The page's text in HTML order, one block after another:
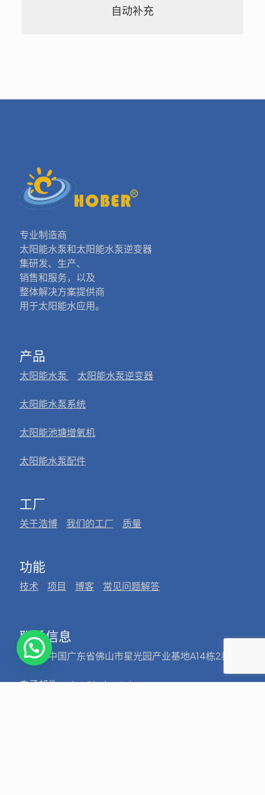
自动补充
专业制造商
太阳能水泵和太阳能水泵逆变器
集研发、生产、
销售和服务，以及
整体解决方案提供商
用于太阳能水应用。
产品
太阳能水泵 太阳能水泵逆变器
太阳能水泵系统
太阳能池塘增氧机
太阳能水泵配件
工厂
关于浩博 我们的工厂 质量
功能
技术 项目 博客 常见问题解答
联系信息
地址：中国广东省佛山市星光园产业基地A14栋2楼
电子邮件: sales@hobertek.com